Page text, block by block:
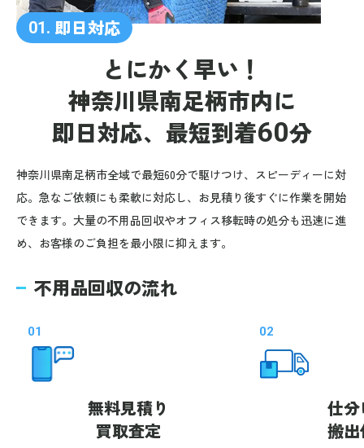
01. 即日対応
とにかく早い！
神奈川県南足柄市内に
即日対応、 最短到着60分
神奈川県南足柄市全域で最短60分で駆けつけ、スピーディーに対
応。急なご依頼にも柔軟に対応し、お見積り後すぐに作業を開始
できます。大量の不用品回収やオフィス移転時の処分も迅速に進
め、お客様のご負担を最小限に抑えます。
不用品回収の流れ
01
無料見積り
買取査定
02
仕
搬